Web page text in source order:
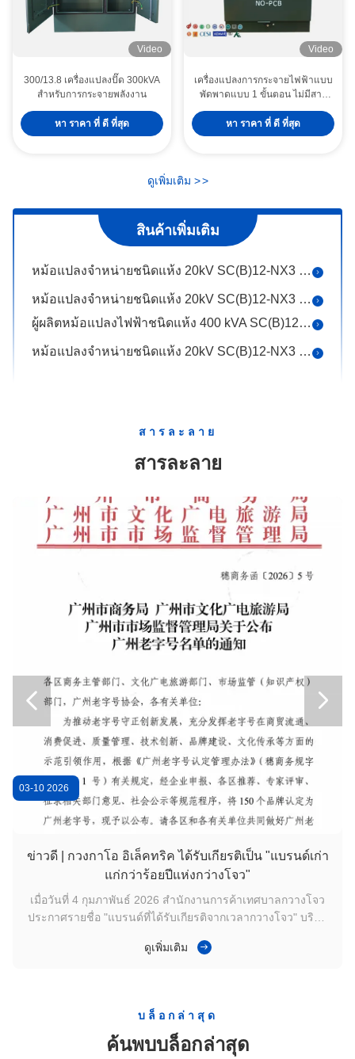
Video
300/13.8 เครื่องแปลงปั๊ด 300kVA
สําหรับการกระจายพลังงาน
หา ราคา ที่ ดี ที่สุด
Video
เครื่องแปลงการกระจายไฟฟ้าแบบ
พัดพาดแบบ 1 ขั้นตอน ไม่มีสาร
PCB 50kVA
หา ราคา ที่ ดี ที่สุด
ดูเพิ่มเติม >>
สินค้าเพิ่มเติม
หม้อแปลงจำหน่ายชนิดแห้ง 20kV SC(B)14-NX2 ระดับประสิทธิภาพพลังงาน 2 ขนาด 500kVA
หม้อแปลงจำหน่ายชนิดแห้ง 20kV SC(B)14-NX2 ระดับประสิทธิภาพพลังงาน 2 ขนาด 630kVA
หม้อแปลงจำหน่ายชนิดแห้ง 160kV SC(B)12-NX3 ระดับประสิทธิภาพพลังงาน 3 ขนาด 50kVA
หม้อแปลงจำหน่ายชนิดแห้ง 20kV SC(B)14-NX2 ขนาด 50kVA สอดคล้องกับระดับประสิทธิภาพพลังงาน 2
หม้อแปลงจำหน่ายชนิดแห้ง 20kV ระดับประสิทธิภาพพลังงาน 2 SC(B)14-NX2 100kVA
หม้อแปลงไฟฟ้าชนิดแห้ง SC(B)14-NX2 Series 20kV ขนาด 200kVA ระดับประสิทธิภาพพลังงาน Class 2
หม้อแปลงจำหน่ายชนิดแห้ง 20kV SC(B)14-NX2 ระดับประสิทธิภาพพลังงาน 2 ขนาด 500kVA
หม้อแปลงจำหน่ายชนิดแห้ง 20kV SC(B)14-NX2 ระดับประสิทธิภาพพลังงาน 2 ขนาด 630kVA
หม้อแปลงจำหน่ายชนิดแห้ง 160kV SC(B)12-NX3 ระดับประสิทธิภาพพลังงาน 3 ขนาด 50kVA
หม้อแปลงจำหน่ายชนิดแห้ง 200kV SC(B)12-NX3 50 Kva
หม้อแปลงจำหน่ายชนิดแห้ง 20kV SC(B)12-NX3 ระดับประสิทธิภาพพลังงาน 3 ขนาด 315kVA
สารละลาย
สารละลาย
03-10 2026
ข่าวดี | กวงกาโอ อิเล็คทริค ได้รับเกียรติเป็น "แบรนด์เก่า
แก่กว่าร้อยปีแห่งกว่างโจว"
เมื่อวันที่ 4 กุมภาพันธ์ 2026 สํานักงานการค้าเทศบาลกวางโจว
ประกาศรายชื่อ "แบรนด์ที่ได้รับเกียรติจากเวลากวางโจว" บริษัท
"กวนกาว อิเล็กทริก") อีกครั้งได้รับรางวัล "แบรนด์ที่ได้รับเกียรติ
ดูเพิ่มเติม
 
บล็อกล่าสุด
ค้นพบบล็อกล่าสุด